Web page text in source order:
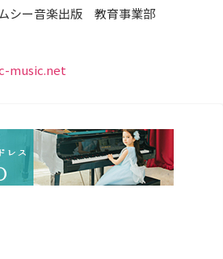
シー音楽出版 教育事業部
music.net